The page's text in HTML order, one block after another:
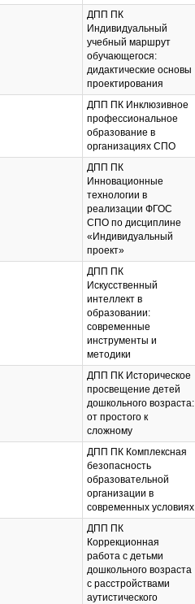
ДПП ПК
Индивидуальный
учебный маршрут
обучающегося:
дидактические основы
проектирования
ДПП ПК Инклюзивное
профессиональное
образование в
организациях СПО
ДПП ПК
Инновационные
технологии в
реализации ФГОС
СПО по дисциплине
«Индивидуальный
проект»
ДПП ПК
Искусственный
интеллект в
образовании:
современные
инструменты и
методики
ДПП ПК Историческое
просвещение детей
дошкольного возраста:
от простого к
сложному
ДПП ПК Комплексная
безопасность
образовательной
организации в
современных условиях
ДПП ПК
Коррекционная
работа с детьми
дошкольного возраста
с расстройствами
аутистического